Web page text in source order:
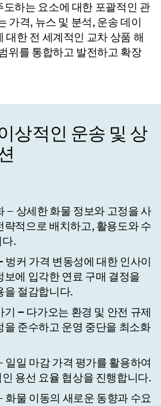
하는 요소에 대한 포괄적인 관
가격, 뉴스 및 분석, 운송 데이
대한 전 세계적인 교차 상품 해
위를 통합하고 발전하고 확장
상적인 운송 및 상
– 상세한 화물 정보와 고정을 사
략적으로 배치하고, 활용도와 수
.
벙커 가격 변동성에 대한 인사이
보에 입각한 연료 구매 결정을
을 절감합니다.
기 – 다가오는 환경 및 안전 규제
을 준수하고 운영 중단을 최소화
일일 마감 가격 평가를 활용하여
용선 요율 협상을 진행합니다.
화물 이동의 새로운 동향과 수요